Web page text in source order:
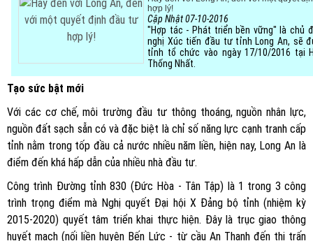
hợp lý!
Cập Nhật 07-10-2016
"Hợp tác - Phát triển bền vững" là chủ
nghị Xúc tiến đầu tư tỉnh Long An, sẽ
tỉnh tổ chức vào ngày 17/10/2016 tại
Thống Nhất.
Tạo sức bật mới
Với các cơ chế, môi trường đầu tư thông thoáng, nguồn nhân lực,
nguồn đất sạch sẵn có và đặc biệt là chỉ số năng lực cạnh tranh cấp
tỉnh nằm trong tốp đầu cả nước nhiều năm liền, hiện nay, Long An là
điểm đến khá hấp dẫn của nhiều nhà đầu tư.
Công trình Đường tỉnh 830 (Đức Hòa - Tân Tập) là 1 trong 3 công
trình trọng điểm mà Nghị quyết Đại hội X Đảng bộ tỉnh (nhiệm kỳ
2015-2020) quyết tâm triển khai thực hiện. Đây là trục giao thông
huyết mạch (nối liền huyện Bến Lức - từ cầu An Thạnh đến thị trấn